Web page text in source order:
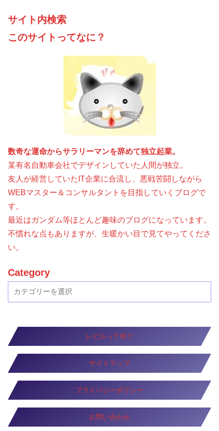
サイト内検索
このサイトってなに？
数奇な運命からサラリーマンを辞めて独立起業。
某有名自動車会社でデザインしていた人間が独立。
友人が経営していたIT企業に合流し、悪戦苦闘しながら
WEBマスター＆コンサルタントを目指していくブログで
す。
最近はガンダム等ほとんど趣味のブログになっています。
不慣れな点もありますが、生暖かい目で見てやってくださ
い。
Category
レビルって何？
サイトマップ
プライバシーポリシー
お問い合わせ